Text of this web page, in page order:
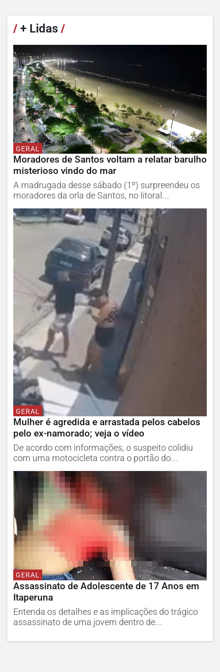
/+ Lidas /
GERAL
Moradores de Santos voltam a relatar barulho
misterioso vindo do mar
A madrugada desse sábado (1º) surpreendeu os
moradores da orla de Santos, no litoral...
GERAL
Mulher é agredida e arrastada pelos cabelos
pelo ex-namorado; veja o vídeo
De acordo com informações, o suspeito colidiu
com uma motocicleta contra o portão do...
GERAL
Assassinato de Adolescente de 17 Anos em
Itaperuna
Entenda os detalhes e as implicações do trágico
assassinato de uma jovem dentro de...